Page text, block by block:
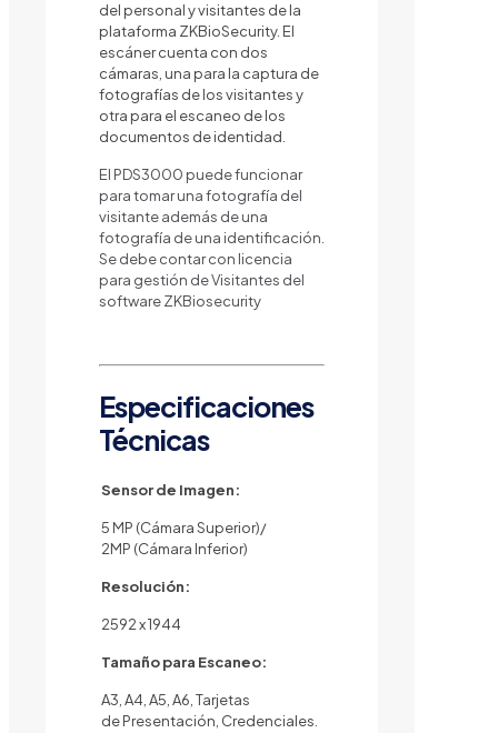
del personal y visitantes de la
plataforma ZKBioSecurity. El
escáner cuenta con dos
cámaras, una para la captura de
fotografías de los visitantes y
otra para el escaneo de los
documentos de identidad.
El PDS3000 puede funcionar
para tomar una fotografía del
visitante además de una
fotografía de una identificación.
Se debe contar con licencia
para gestión de Visitantes del
software ZKBiosecurity
Especificaciones
Técnicas
Sensor de Imagen:
5 MP (Cámara Superior)/
2MP (Cámara Inferior)
Resolución:
2592 x 1944
Tamaño para Escaneo:
A3, A4, A5, A6, Tarjetas
de Presentación, Credenciales.